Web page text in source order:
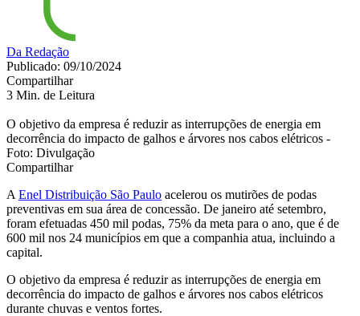
Da Redação
Publicado: 09/10/2024
Compartilhar
3 Min. de Leitura
O objetivo da empresa é reduzir as interrupções de energia em
decorrência do impacto de galhos e árvores nos cabos elétricos -
Foto: Divulgação
Compartilhar
A Enel Distribuição São Paulo acelerou os mutirões de podas
preventivas em sua área de concessão. De janeiro até setembro,
foram efetuadas 450 mil podas, 75% da meta para o ano, que é de
600 mil nos 24 municípios em que a companhia atua, incluindo a
capital.
O objetivo da empresa é reduzir as interrupções de energia em
decorrência do impacto de galhos e árvores nos cabos elétricos
durante chuvas e ventos fortes.